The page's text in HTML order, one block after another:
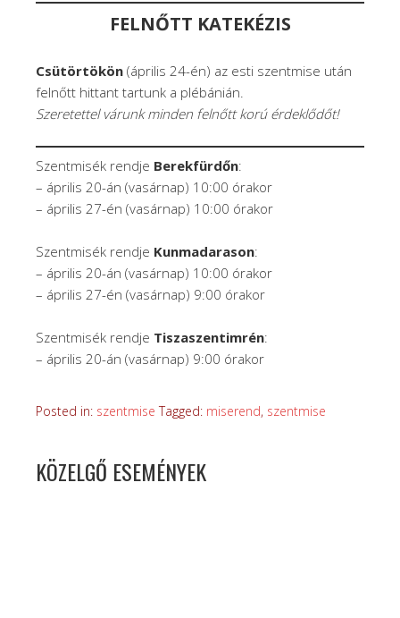
FELNŐTT KATEKÉZIS
Csütörtökön (április 24-én) az esti szentmise után
felnőtt hittant tartunk a plébánián.
Szeretettel várunk minden felnőtt korú érdeklődőt!
Szentmisék rendje Berekfürdőn:
– április 20-án (vasárnap) 10:00 órakor
– április 27-én (vasárnap) 10:00 órakor
Szentmisék rendje Kunmadarason:
– április 20-án (vasárnap) 10:00 órakor
– április 27-én (vasárnap) 9:00 órakor
Szentmisék rendje Tiszaszentimrén:
– április 20-án (vasárnap) 9:00 órakor
Posted in: szentmise Tagged: miserend, szentmise
KÖZELGŐ ESEMÉNYEK